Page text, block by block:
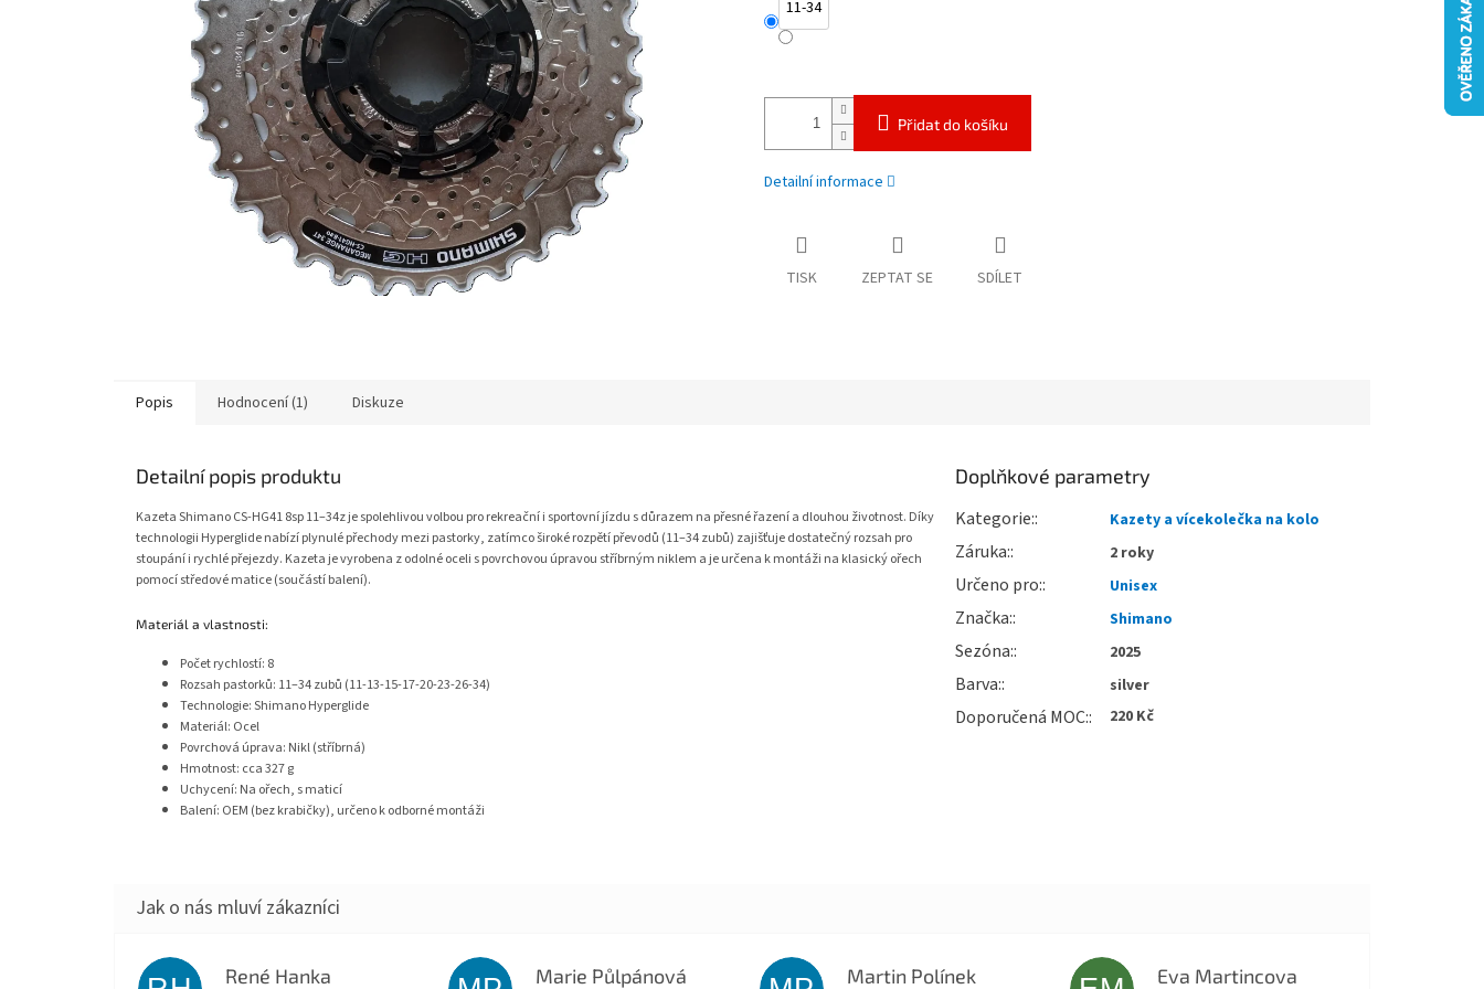
11-34
Přidat do košíku
Detailní informace
TISK ZEPTAT SE SDÍLET
Popis Hodnocení (1) Diskuze
Detailní popis produktu
Kazeta Shimano CS-HG41 8sp 11–34z je spolehlivou volbou pro rekreační i sportovní jízdu s důrazem na přesné řazení a dlouhou životnost. Díky
technologii Hyperglide nabízí plynulé přechody mezi pastorky, zatímco široké rozpětí převodů (11–34 zubů) zajišťuje dostatečný rozsah pro
stoupání i rychlé přejezdy. Kazeta je vyrobena z odolné oceli s povrchovou úpravou stříbrným niklem a je určena k montáži na klasický ořech
pomocí středové matice (součástí balení).
Materiál a vlastnosti:
Počet rychlostí: 8
Rozsah pastorků: 11–34 zubů (11-13-15-17-20-23-26-34)
Technologie: Shimano Hyperglide
Materiál: Ocel
Povrchová úprava: Nikl (stříbrná)
Hmotnost: cca 327 g
Uchycení: Na ořech, s maticí
Balení: OEM (bez krabičky), určeno k odborné montáži
Doplňkové parametry
Kategorie: Kazety a vícekolečka na kolo
Záruka: 2 roky
Určeno pro: Unisex
Značka: Shimano
Sezóna: 2025
Barva: silver
Doporučená MOC: 220 Kč
René Hanka Marie Půlpánová Martin Polínek Eva Martincova